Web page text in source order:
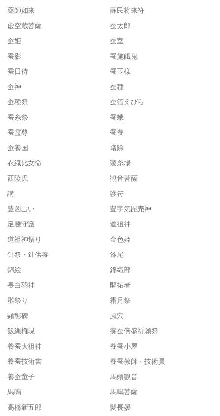
薬師如来
蘇民将来符
虚空蔵菩薩
蚕太郎
蚕姫
蚕室
蚕影
蚕施餓鬼
蚕日待
蚕玉様
蚕神
蚕種
蚕種祭
蚕箔えびら
蚕糸祭
蚕蛾
蚕霊尊
蚕養
蚕養国
蟻除
衣織比女命
製糸場
西陵氏
観音菩薩
講
護符
豊凶占い
豊宇気毘売神
足腰守護
道祖神
道祖神祭り
金色姫
針祭・針供養
鈴尾
錦絵
錦織部
長白羽神
開拓者
雛祭り
霜月祭
顕彰碑
風穴
飯縄権現
養蚕倍盛祈願祭
養蚕大祖神
養蚕小屋
養蚕技術書
養蚕教師・技術員
養蚕童子
馬頭観音
馬鳴
馬鳴菩薩
高橋新五郎
髪長媛